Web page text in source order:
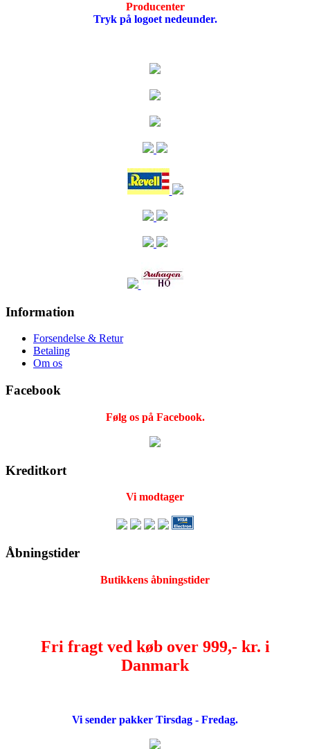
Producenter
Tryk på logoet nedeunder.
Information
Forsendelse & Retur
Betaling
Om os
Facebook
Følg os på Facebook.
Kreditkort
Vi modtager
Åbningstider
Butikkens åbningstider
Fri fragt ved køb over 999,- kr. i
Danmark
Vi sender pakker Tirsdag - Fredag.